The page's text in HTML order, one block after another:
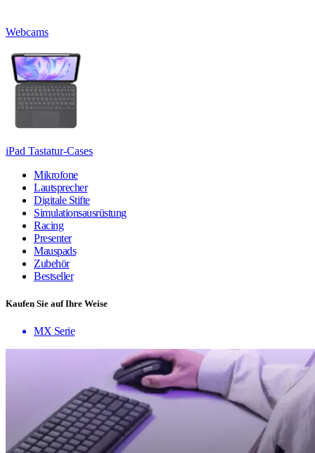
Webcams
iPad Tastatur-Cases
Mikrofone
Lautsprecher
Digitale Stifte
Simulationsausrüstung
Racing
Presenter
Mauspads
Zubehör
Bestseller
Kaufen Sie auf Ihre Weise
MX Serie